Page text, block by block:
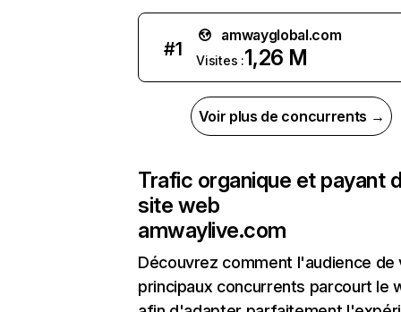
#1
amwayglobal.com
Visites :1,26 M
Voir plus de concurrents →
Trafic organique et payant
site web
amwaylive.com
Découvrez comment l'audience de
principaux concurrents parcourt le